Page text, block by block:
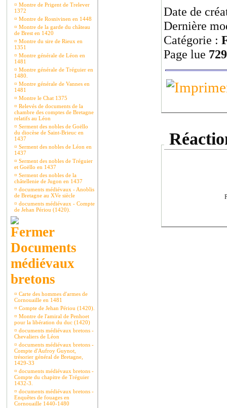
¤ Montre de Prigent de Trelever
1372
¤ Montre de Rosnivinen en 1448
¤ Montre de la garde du château
de Brest en 1420
¤ Montre du sire de Rieux en
1351
¤ Montre générale de Léon en
1481
¤ Montre générale de Tréguier en
1480.
¤ Montre générale de Vannes en
1481
¤ Montre le Chat 1375
¤ Relevés de documents de la
chambre des comptes de Bretagne
relatifs au Léon
¤ Serment des nobles de Goëllo
du diocèse de Saint-Brieuc en
1437
¤ Serment des nobles de Léon en
1437
¤ Serment des nobles de Tréguier
et Goëllo en 1437
¤ Serment des nobles de la
châtellenie de Jugon en 1437
¤ documents médiévaux - Anoblis
de Bretagne au XVe siècle
¤ documents médiévaux - Compte
de Jehan Périou (1420).
Documents
médiévaux
bretons
¤ Carte des hommes d'armes de
Cornouaille en 1481
¤ Compte de Jehan Périou (1420).
¤ Montre de l'amiral de Penhoet
pour la libération du duc (1420)
¤ documents médiévaux bretons -
Chevaliers de Léon
¤ documents médiévaux bretons -
Compte d'Aufroy Guynot,
trésorier général de Bretagne,
1429-33
¤ documents médiévaux bretons -
Compte du chapitre de Tréguier
1432-3.
¤ documents médiévaux bretons -
Enquêtes de fouages en
Cornouaille 1440-1480
Date de
Dernière
Catégorie :
Page lue